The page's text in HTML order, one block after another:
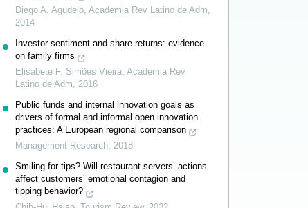
Diego A. Agudelo, Academia Rev Latino de Adm,
2014
Investor sentiment and share returns: evidence
on family firms
Elisabete F. Simões Vieira, Academia Rev
Latino de Adm, 2016
Public funds and internal innovation goals as
drivers of formal and informal open innovation
practices: A European regional comparison
Management Research, 2018
Smiling for tips? Will restaurant servers’ actions
affect customers’ emotional contagion and
tipping behavior?